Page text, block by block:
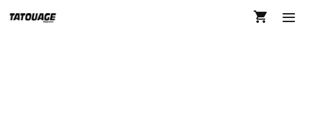
au